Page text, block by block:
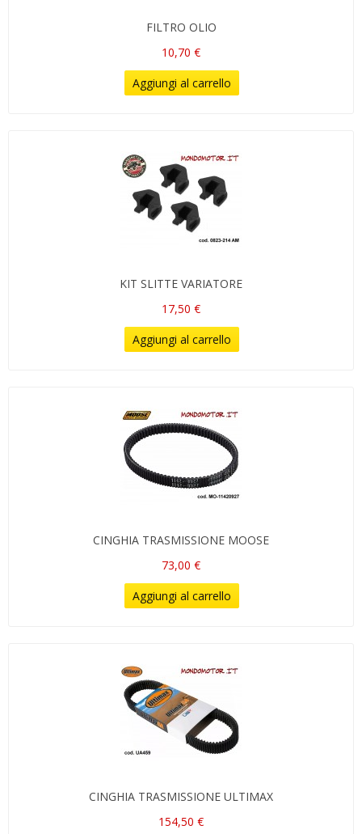
FILTRO OLIO
10,70 €
Aggiungi al carrello
KIT SLITTE VARIATORE
17,50 €
Aggiungi al carrello
CINGHIA TRASMISSIONE MOOSE
73,00 €
Aggiungi al carrello
CINGHIA TRASMISSIONE ULTIMAX
154,50 €